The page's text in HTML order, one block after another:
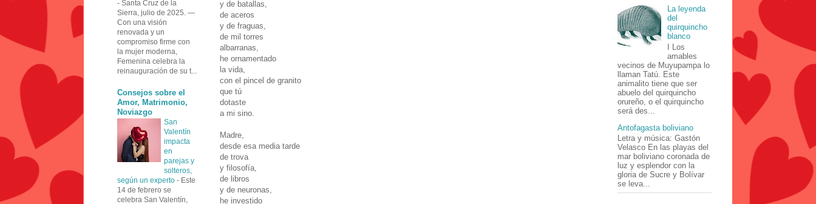
y de batallas,
de aceros
y de fraguas,
de mil torres
albarranas,
he ornamentado
la vida,
con el pincel de granito
que tú
dotaste
a mi sino.
Madre,
desde esa media tarde
de trova
y filosofía,
de libros
y de neuronas,
he investido
- Santa Cruz de la
Sierra, julio de 2025. —
Con una visión
renovada y un
compromiso firme con
la mujer moderna,
Femenina celebra la
reinauguración de su t...
Consejos sobre el
Amor, Matrimonio,
Noviazgo
San
Valentín
impacta
en
parejas y
solteros,
según un experto - Este
14 de febrero se
celebra San Valentín,
La leyenda
del
quirquincho
blanco
I Los
amables
vecinos de Muyupampa lo
llaman Tatú. Este
animalito tiene que ser
abuelo del quirquincho
orureño, o el quirquincho
será des...
Antofagasta boliviano
Letra y música: Gastón
Velasco En las playas del
mar boliviano coronada de
luz y esplendor con la
gloria de Sucre y Bolívar
se leva...